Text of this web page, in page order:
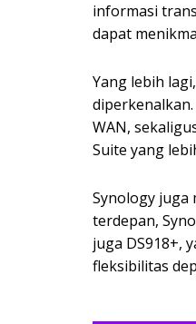
informasi
dapat
Yang lebih
WAN,
Suite yang
Synology juga
terdepan,
juga DS918+,
fleksibilitas